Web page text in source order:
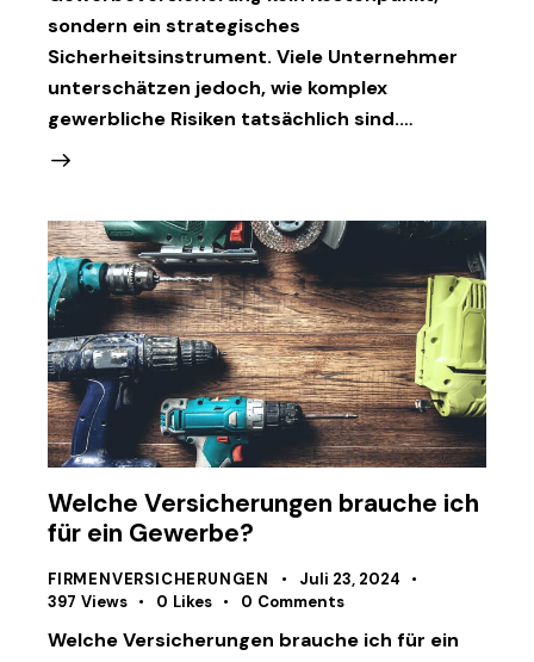
sondern ein strategisches
Sicherheitsinstrument. Viele Unternehmer
unterschätzen jedoch, wie komplex
gewerbliche Risiken tatsächlich sind.…
Welche Versicherungen brauche ich
für ein Gewerbe?
FIRMENVERSICHERUNGEN
Juli 23, 2024
397 Views 0 Likes 0 Comments
Welche Versicherungen brauche ich für ein